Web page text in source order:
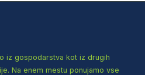
iz gospodarstva kot iz drugih
Na enem mestu ponujamo vse